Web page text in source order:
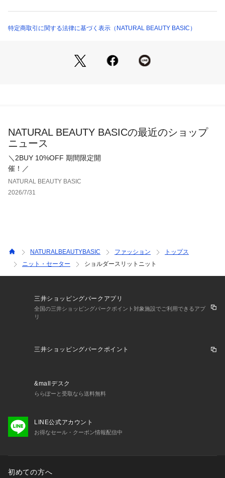
裏地・なし
※モデルの着用画像の場合、光の当たり具合により、実際の色
商品番号：1100700000135 （モール）
特定商取引に関する法律に基づく表示（NATURAL BEAUTY BASIC）
NATURAL BEAUTY BASICの最近のショップ
ニュース
＼2BUY 10%OFF 期間限定開
催！／
NATURAL BEAUTY BASIC
2026/7/31
NATURALBEAUTYBASIC ファッション
トップス
ニット・セーター
ショルダースリットニット
三井ショッピングパークアプリ
全国の三井ショッピングパークポイント対象施設でご利用できるアプ
リ
三井ショッピングパークポイント
&mallデスク
ららぽーと受取なら送料無料
LINE公式アカウント
お得なセール・クーポン情報配信中
初めての方へ